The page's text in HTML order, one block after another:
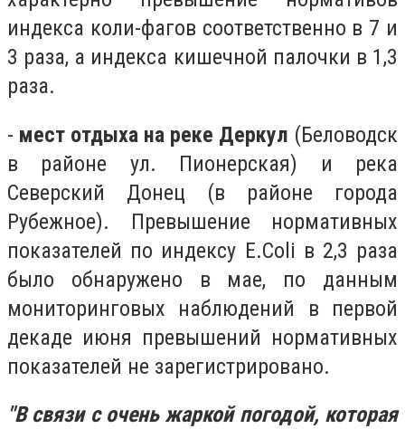
индекса коли-фагов соответственно в 7 и
3 раза, а индекса кишечной палочки в 1,3
раза.
- мест отдыха на реке Деркул (Беловодск
в районе ул. Пионерская) и река
Северский Донец (в районе города
Рубежное). Превышение нормативных
показателей по индексу Е.Соli в 2,3 раза
было обнаружено в мае, по данным
мониторинговых наблюдений в первой
декаде июня превышений нормативных
показателей не зарегистрировано.
"В связи с очень жаркой погодой, которая